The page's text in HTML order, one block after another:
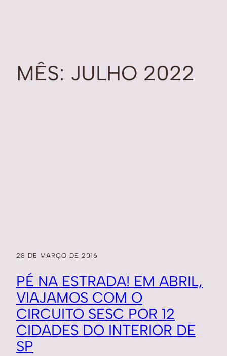
MÊS: JULHO 2022
28 DE MARÇO DE 2016
PÉ NA ESTRADA! EM ABRIL,
VIAJAMOS COM O
CIRCUITO SESC POR 12
CIDADES DO INTERIOR DE
SP